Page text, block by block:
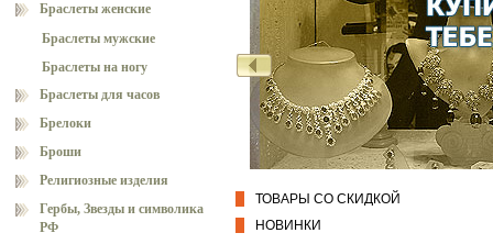
Браслеты женские
Браслеты мужские
Браслеты на ногу
Браслеты для часов
Брелоки
Броши
Религиозные изделия
Гербы, Звезды и символика
РФ
ТОВАРЫ СО СКИДКОЙ
НОВИНКИ